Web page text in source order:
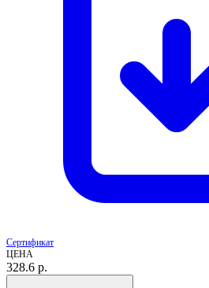
Сертификат
ЦЕНА
328.6 р.